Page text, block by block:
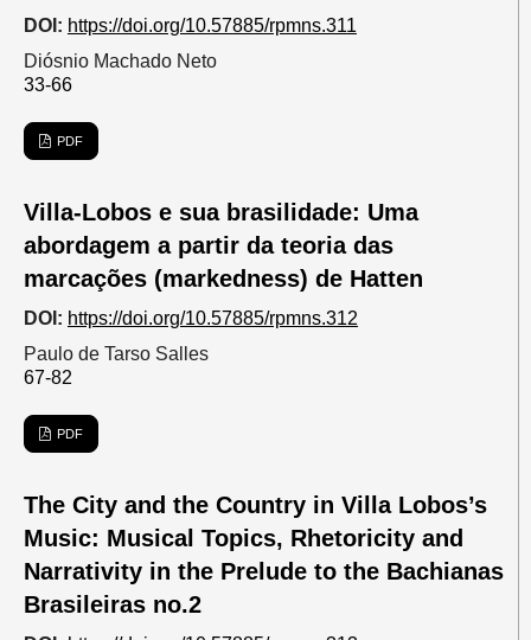
DOI: https://doi.org/10.57885/rpmns.311
Diósnio Machado Neto
33-66
PDF
Villa-Lobos e sua brasilidade: Uma
abordagem a partir da teoria das
marcações (markedness) de Hatten
DOI: https://doi.org/10.57885/rpmns.312
Paulo de Tarso Salles
67-82
PDF
The City and the Country in Villa Lobos’s
Music: Musical Topics, Rhetoricity and
Narrativity in the Prelude to the Bachianas
Brasileiras no.2